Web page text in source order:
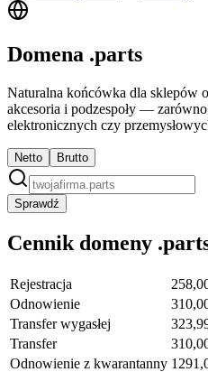
Domena .parts
Naturalna końcówka dla sklepów
akcesoria i podzespoły —
elektronicznych czy
Netto Brutto
Sprawdź
Cennik domeny
Rejestracja
Odnowienie
Transfer wygasłej
Transfer
Odnowienie z kwarantanny